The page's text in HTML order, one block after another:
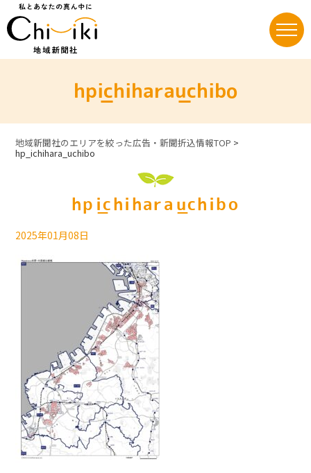
hp_ichihara_uchibo
地域新聞社のエリアを絞った広告・新聞折込情報TOP >
hp_ichihara_uchibo
hp_ichihara_uchibo
2025年01月08日